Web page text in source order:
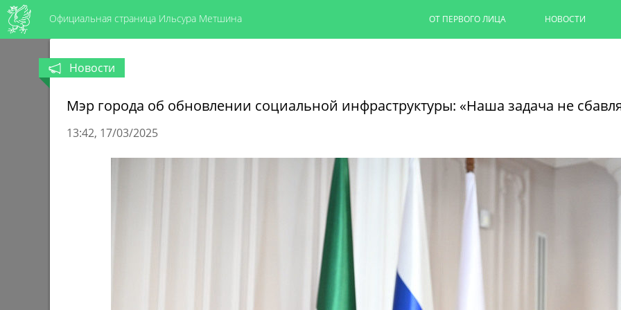
Официальная страница Ильсура Метшина ОТ ПЕРВОГО ЛИЦА НОВОСТИ
Капремонт казанских
Ильсур Метшин провел выездное
Новости
Мэр города об обновлении социальной инфраструктуры: «Наша задача не
13:42 17/03/2025